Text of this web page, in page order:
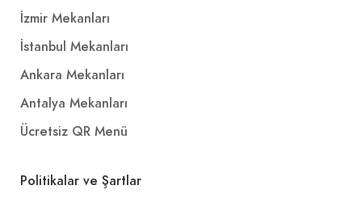
İzmir Mekanları
İstanbul Mekanları
Ankara Mekanları
Antalya Mekanları
Ücretsiz QR Menü
Politikalar ve Şartlar